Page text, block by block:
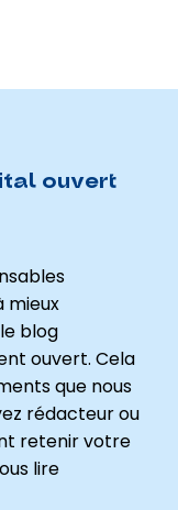
ouvert
mieux
blog
ouvert. Cela
que nous
rédacteur ou
retenir votre
lire